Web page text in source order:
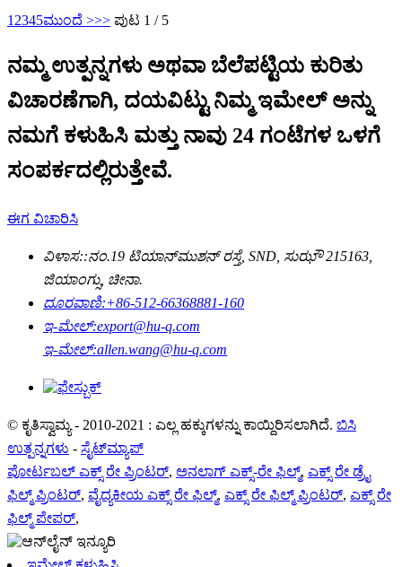
1 2345ಮುಂದೆ >>> ಪುಟ 1 / 5
ನಮ್ಮ ಉತ್ಪನ್ನಗಳು ಅಥವಾ ಬೆಲೆಪಟ್ಟಿಯ ಕುರಿತು
ವಿಚಾರಣೆಗಾಗಿ, ದಯವಿಟ್ಟು ನಿಮ್ಮ ಇಮೇಲ್ ಅನ್ನು
ನಮಗೆ ಕಳುಹಿಸಿ ಮತ್ತು ನಾವು 24 ಗಂಟೆಗಳ ಒಳಗೆ
ಸಂಪರ್ಕದಲ್ಲಿರುತ್ತೇವೆ.
ಈಗ ವಿಚಾರಿಸಿ
ವಿಳಾಸ::ನಂ.19 ಟಿಯಾನ್‌ಮುಶನ್ ರಸ್ತೆ, SND, ಸುಝೌ 215163,
ಜಿಯಾಂಗ್ಸು, ಚೀನಾ.
ದೂರವಾಣಿ:+86-512-66368881-160
ಇ-ಮೇಲ್:export@hu-q.com
ಇ-ಮೇಲ್:allen.wang@hu-q.com
© ಕೃತಿಸ್ವಾಮ್ಯ - 2010-2021 : ಎಲ್ಲ ಹಕ್ಕುಗಳನ್ನು ಕಾಯ್ದಿರಿಸಲಾಗಿದೆ. ಬಿಸಿ
ಉತ್ಪನ್ನಗಳು - ಸೈಟ್‌ಮ್ಯಾಪ್
ಪೋರ್ಟಬಲ್ ಎಕ್ಸ್ ರೇ ಪ್ರಿಂಟರ್, ಅನಲಾಗ್ ಎಕ್ಸ್-ರೇ ಫಿಲ್ಮ್, ಎಕ್ಸ್ ರೇ ಡ್ರೈ
ಫಿಲ್ಮ್ ಪ್ರಿಂಟರ್, ವೈದ್ಯಕೀಯ ಎಕ್ಸ್ ರೇ ಫಿಲ್ಮ್, ಎಕ್ಸ್ ರೇ ಫಿಲ್ಮ್ ಪ್ರಿಂಟರ್, ಎಕ್ಸ್ ರೇ
ಫಿಲ್ಮ್ ಪೇಪರ್,